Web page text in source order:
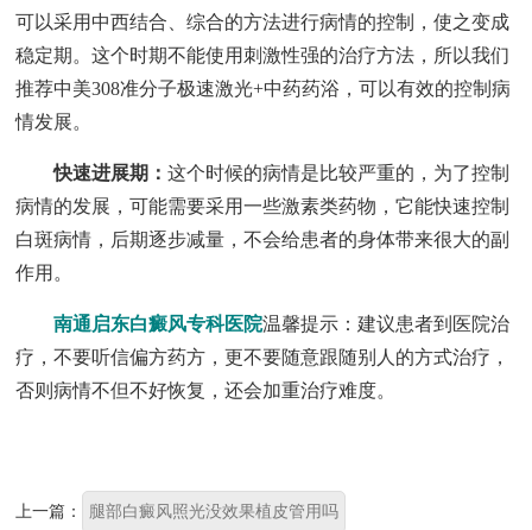
可以采用中西结合、综合的方法进行病情的控制，使之变成
稳定期。这个时期不能使用刺激性强的治疗方法，所以我们
推荐中美308准分子极速激光+中药药浴，可以有效的控制病
情发展。
快速进展期：这个时候的病情是比较严重的，为了控制
病情的发展，可能需要采用一些激素类药物，它能快速控制
白斑病情，后期逐步减量，不会给患者的身体带来很大的副
作用。
南通启东白癜风专科医院温馨提示：建议患者到医院治
疗，不要听信偏方药方，更不要随意跟随别人的方式治疗，
否则病情不但不好恢复，还会加重治疗难度。
上一篇： 腿部白癜风照光没效果植皮管用吗